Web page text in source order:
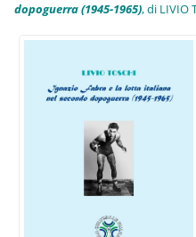
dopoguerra (1945-1965), di LIVIO